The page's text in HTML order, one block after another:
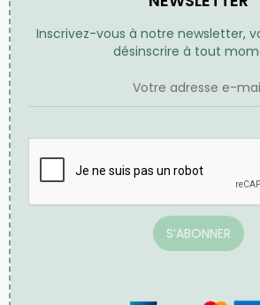
Inscrivez-vous à notre newsletter,
désinscrire à tout
S’ABONNER